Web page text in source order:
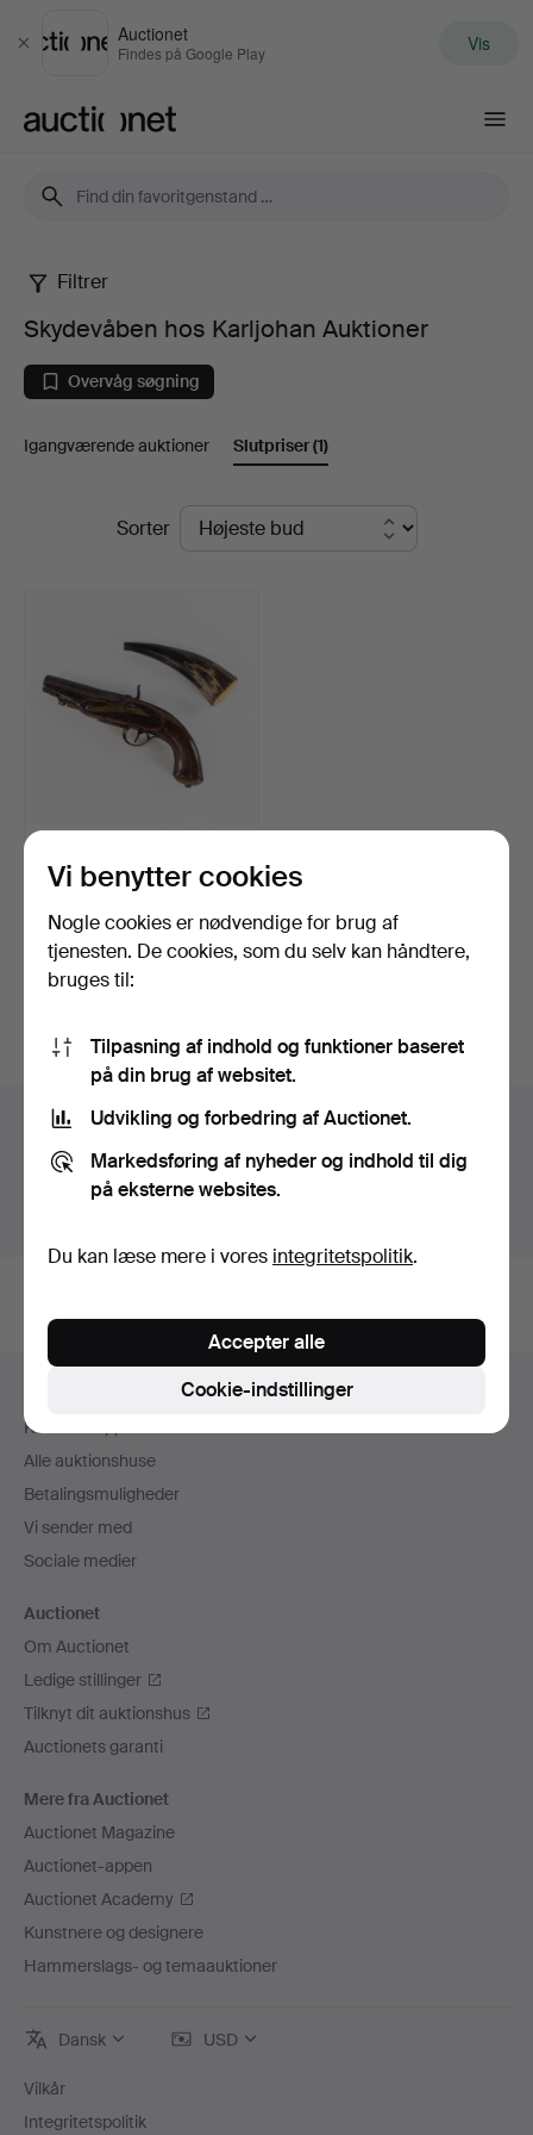
Luk
Auctionet
Findes på Google Play Vis
Skydevåben
hos
Karljohan
Auktioner
Filtrer
Skydevåben hos Karljohan Auktioner
Overvåg søgning
Igangværende auktioner Slutpriser(1)
SlutpriserSorter
Krudthorn, 1800-tallet.
Opnåede hammerslag 21 maj
2026
8 bud
58 USD
Auktionsarkivet
Du søger i vores arkiv med afsluttede auktioner.
Sidefodsnavigation
Hjælp og kontaktoplysninger
Kontakt supporten
Alle auktionshuse
Betalingsmuligheder
Vi sender med
Sociale medier
Auctionet
Om Auctionet
Ledige stillinger
Tilknyt dit auktionshus
Auctionets garanti
Mere fra Auctionet
Auctionet Magazine
Auctionet-appen
Auctionet Academy
Kunstnere og designere
Hammerslags- og temaauktioner
Dansk USD
Vilkår
Integritetspolitik
Vi benytter cookies
Nogle cookies er nødvendige for brug af
tjenesten. De cookies, som du selv kan håndtere,
bruges til:
Tilpasning af indhold og funktioner baseret
på din brug af websitet.
Udvikling og forbedring af Auctionet.
Markedsføring af nyheder og indhold til dig
på eksterne websites.
Du kan læse mere i vores integritetspolitik.
Cookie-indstillinger
Accepter alle